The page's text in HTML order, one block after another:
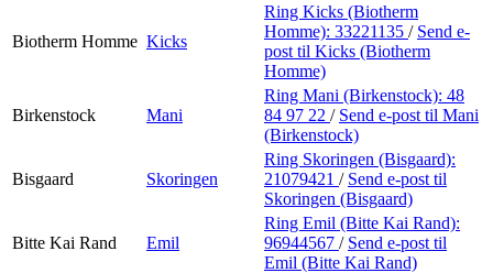
Biotherm Homme Kicks
Ring Kicks (Biotherm
Homme): 33221135 / Send e-
post til Kicks (Biotherm
Homme)
Birkenstock Mani
Ring Mani (Birkenstock): 48
84 97 22 / Send e-post til Mani
(Birkenstock)
Bisgaard Skoringen
Ring Skoringen (Bisgaard):
21079421 / Send e-post til
Skoringen (Bisgaard)
Bitte Kai Rand Emil
Ring Emil (Bitte Kai Rand):
96944567 / Send e-post til
Emil (Bitte Kai Rand)